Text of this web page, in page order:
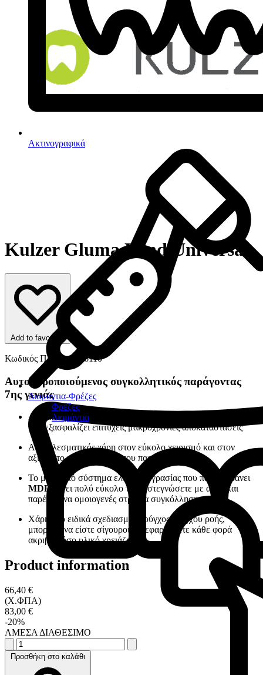
Ακτινογραφικά
Διαμάντια-Φρέζες
Φρέζες
Διαμάντια
Kulzer Gluma Bond Universal
Add to favorites
Κωδικός Προϊόντος: 6110
Αυτοαδροποιούμενος συγκολλητικός παράγοντας
7ης γενιάς
Αξιόπιστος και ιδιαίτερα αποτελεσματικός συγκολλητικός
που εξασφαλίζει επιτυχείς μακροχρόνιες αποκαταστάσεις
Αποτελεσματικός χάρη στον εύκολο χειρισμό και στον
αξιόπιστο ισχυρό δεσμό που παρέχει
Το μοναδικό σύστημα ελέγχου υγρασίας που περιλαμβάνει
MDP
κάνει πολύ εύκολο το να στεγνώσετε με αέρα και
παρέχει ένα ομοιογενές στρώμα συγκόλλησης
Χάρη στο ειδικά σχεδιασμένο ρύγχος ελέγχου ροής,
μπορείτε να είστε σίγουροι ότι εφαρμόζετε κάθε φορά
ακριβώς όσο υλικό χρειάζεστε
Product information
66,40 €
(Χ.ΦΠΑ)
83,00 €
-20%
ΑΜΕΣΑ ΔΙΑΘΕΣΙΜΟ
Προσθήκη στο καλάθι